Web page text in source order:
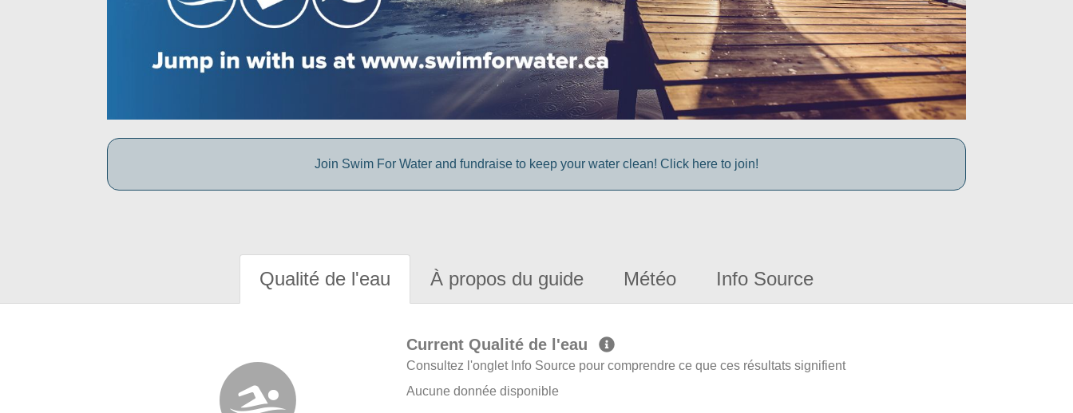
Join Swim For Water and fundraise to keep your water clean! Click here to join!
Qualité de l'eau À propos du guide Météo Info Source
Current Qualité de l'eau
Consultez l'onglet Info Source pour comprendre ce que ces résultats signifient
Aucune donnée disponible